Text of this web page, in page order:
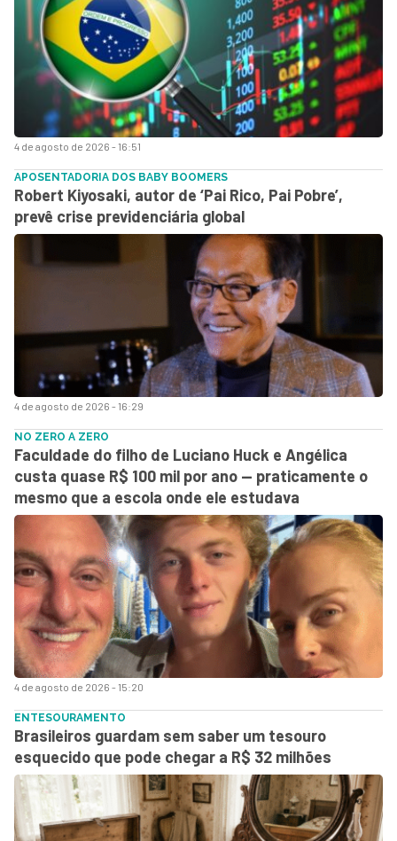
4 de agosto de 2026 - 16:51
4 de agosto de 2026 - 16:29
APOSENTADORIA DOS BABY BOOMERS
Robert Kiyosaki, autor de ‘Pai Rico, Pai Pobre’,
prevê crise previdenciária global
4 de agosto de 2026 - 15:20
NO ZERO A ZERO
Faculdade do filho de Luciano Huck e Angélica
custa quase R$ 100 mil por ano — praticamente o
mesmo que a escola onde ele estudava
ENTESOURAMENTO
Brasileiros guardam sem saber um tesouro
esquecido que pode chegar a R$ 32 milhões